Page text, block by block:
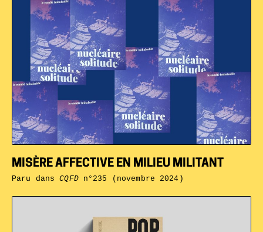
MISÈRE AFFECTIVE EN MILIEU MILITANT
Paru dansCQFDn°235 (novembre 2024)